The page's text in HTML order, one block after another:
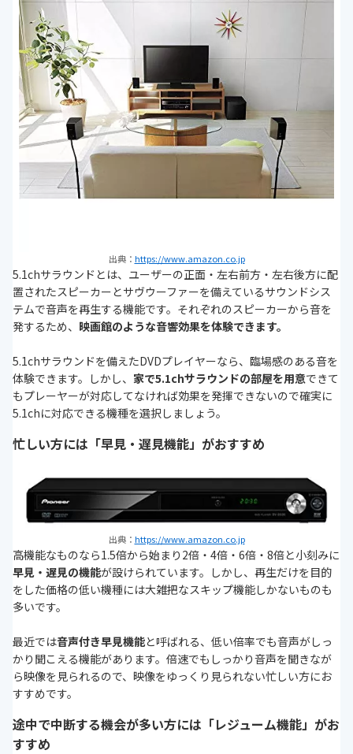
出典： https://www.amazon.co.jp
5.1chサラウンドとは、ユーザーの正面・左右前方・左右後方に配
置されたスピーカーとサヴウーファーを備えているサウンドシス
テムで音声を再生する機能です。それぞれのスピーカーから音を
発するため、 映画館のような音響効果を体験できます。
5.1chサラウンドを備えたDVDプレイヤーなら、臨場感のある音を
体験できます。しかし、 家で5.1chサラウンドの部屋を用意できて
もプレーヤーが対応してなければ効果を発揮できないので確実に
5.1chに対応できる機種を選択しましょう。
忙しい方には「早見・遅見機能」がおすすめ
出典： https://www.amazon.co.jp
高機能なものなら1.5倍から始まり2倍・4倍・6倍・8倍と小刻みに
早見・遅見の機能が設けられています。しかし、再生だけを目的
をした価格の低い機種には大雑把なスキップ機能しかないものも
多いです。
最近では音声付き早見機能と呼ばれる、低い倍率でも音声がしっ
かり聞こえる機能があります。倍速でもしっかり音声を聞きなが
ら映像を見られるので、映像をゆっくり見られない忙しい方にお
すすめです。
途中で中断する機会が多い方には「レジューム機能」がお
すすめ